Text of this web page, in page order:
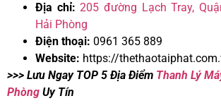
Địa chỉ: 205 đường Lạch Tray,
Hải Phòng
Điện thoại: 0961 365 889
Website: https://
>>> Lưu Ngay TOP 5 Địa Điểm Thanh Lý
Phòng Uy Tín